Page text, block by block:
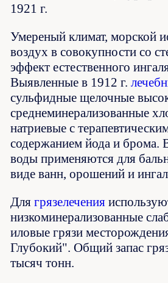
1921 г.
Умереный климат, морской
воздух в совокупности со
эффект естественного
Выявленные в 1912 г.
сульфидные щелочные
среднеминерализованные
натриевые с
содержанием йода и брома.
воды применяются для
виде ванн, орошений и
Длягрязелечения
низкоминерализованные
иловые грязи
Глубокий". Общий запас
тысяч тонн.